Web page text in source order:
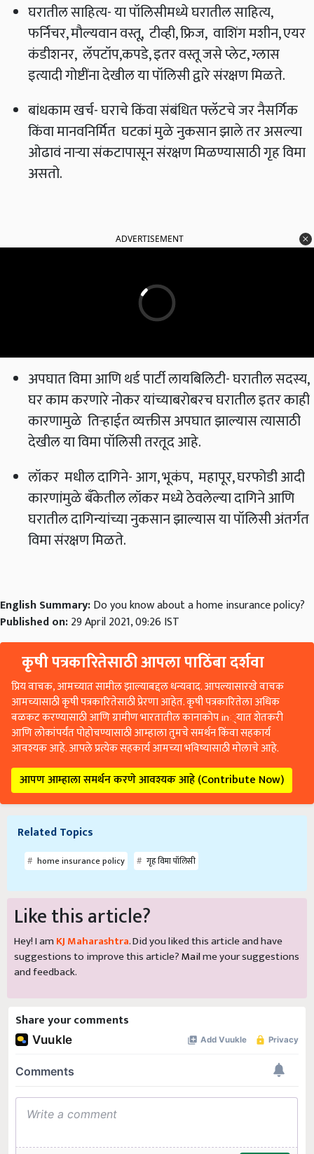
घरातील साहित्य- या पॉलिसीमध्ये घरातील साहित्य,
फर्निचर, मौल्यवान वस्तू, टीव्ही, फ्रिज, वाशिंग मशीन, एयर
कंडीशनर, लॅपटॉप,कपडे, इतर वस्तू जसे प्लेट, ग्लास
इत्यादी गोष्टींना देखील या पॉलिसी द्वारे संरक्षण मिळते.
बांधकाम खर्च- घराचे किंवा संबंधित फ्लॅटचे जर नैसर्गिक
किंवा मानवनिर्मित घटकां मुळे नुकसान झाले तर असल्या
ओढावं नाऱ्या संकटापासून संरक्षण मिळण्यासाठी गृह विमा
असतो.
ADVERTISEMENT
अपघात विमा आणि थर्ड पार्टी लायबिलिटी- घरातील सदस्य,
घर काम करणारे नोकर यांच्याबरोबरच घरातील इतर काही
कारणामुळे तिऱ्हाईत व्यक्तीस अपघात झाल्यास त्यासाठी
देखील या विमा पॉलिसी तरतूद आहे.
लॉकर मधील दागिने- आग, भूकंप, महापूर, घरफोडी आदी
कारणांमुळे बँकेतील लॉकर मध्ये ठेवलेल्या दागिने आणि
घरातील दागिन्यांच्या नुकसान झाल्यास या पॉलिसी अंतर्गत
विमा संरक्षण मिळते.
English Summary:Do you know about a home insurance policy?
Published on:29 April 2021, 09:26 IST
कृषी पत्रकारितेसाठी आपला पाठिंबा दर्शवा
प्रिय वाचक, आमच्यात सामील झाल्याबद्दल धन्यवाद. आपल्यासारखे वाचक
आमच्यासाठी कृषी पत्रकारितेसाठी प्रेरणा आहेत. कृषी पत्रकारितेला अधिक
बळकट करण्यासाठी आणि ग्रामीण भारतातील कानाकोप in्यात शेतकरी
आणि लोकांपर्यंत पोहोचण्यासाठी आम्हाला तुमचे समर्थन किंवा सहकार्य
आवश्यक आहे. आपले प्रत्येक सहकार्य आमच्या भविष्यासाठी मोलाचे आहे.
आपण आम्हाला समर्थन करणे आवश्यक आहे (Contribute Now)
Related Topics
home insurance policy गृह विमा पॉलिसी
Like this article?
Hey! I am KJ Maharashtra. Did you liked this article and have
suggestions to improve this article?Mailme your suggestions
and feedback.
Share your comments